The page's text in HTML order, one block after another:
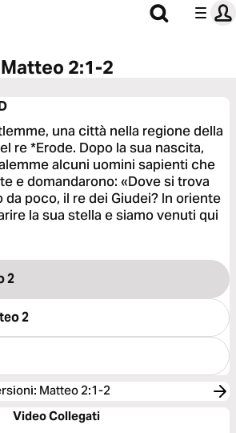
Matteo 2:1-2
una città nella regione della
re *Erode. Dopo la sua nascita,
alcuni uomini sapienti che
e domandarono: «Dove si trova
da poco, il re dei Giudei? In oriente
la sua stella e siamo venuti qui
2
2
: Matteo 2:1-2
Video Collegati